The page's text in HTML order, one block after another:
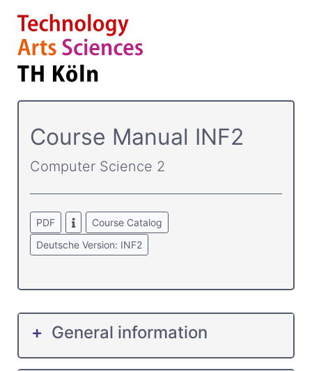
Course­ Manual INF2
Computer Science 2
PDF
Course Catalog
Deutsche Version: INF2
General information